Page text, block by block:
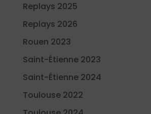
Replays 2025
Replays 2026
Rouen 2023
Saint-Étienne 2023
Saint-Étienne 2024
Toulouse 2022